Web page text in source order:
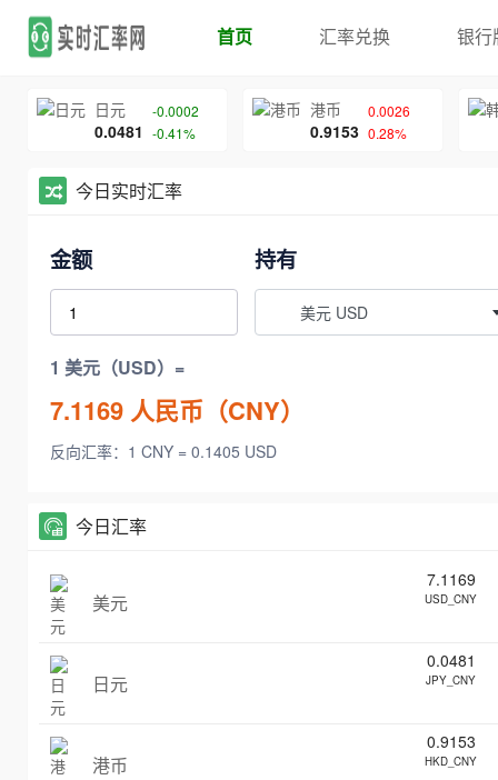
首页 汇率兑换 银行
日元
0.0481
-0.0002
-0.41%
港币
0.9153
0.0026
0.28%
今日实时汇率
金额 持有
美元 USD
1 美元（USD）=
7.1169 人民币（CNY）
反向汇率：1 CNY = 0.1405 USD
今日汇率
美元
7.1169
USD_CNY
日元
0.0481
JPY_CNY
港币
0.9153
HKD_CNY